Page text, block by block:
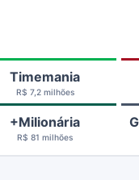
Timemania
R$ 7,2 milhões
+Milionária
R$ 81 milhões